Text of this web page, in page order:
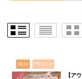
NEW PICK UP
【ア